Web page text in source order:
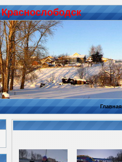
Красноcлободск
Главная